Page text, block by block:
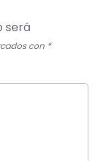
será
con *